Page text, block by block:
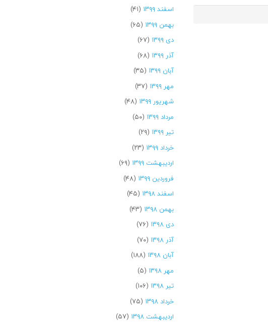
اسفند ۱۳۹۹
(۴۱)
بهمن ۱۳۹۹
(۶۵)
دی ۱۳۹۹
(۶۷)
آذر ۱۳۹۹
(۶۸)
آبان ۱۳۹۹
(۳۵)
مهر ۱۳۹۹
(۳۷)
شهریور ۱۳۹۹
(۴۸)
مرداد ۱۳۹۹
(۵۰)
تیر ۱۳۹۹
(۲۹)
خرداد ۱۳۹۹
(۲۳)
اردیبهشت ۱۳۹۹
(۶۹)
فروردین ۱۳۹۹
(۴۸)
اسفند ۱۳۹۸
(۴۵)
بهمن ۱۳۹۸
(۴۳)
دی ۱۳۹۸
(۷۶)
آذر ۱۳۹۸
(۷۰)
آبان ۱۳۹۸
(۱۸۸)
مهر ۱۳۹۸
(۵)
تیر ۱۳۹۸
(۱۰۶)
خرداد ۱۳۹۸
(۷۵)
اردیبهشت ۱۳۹۸
(۵۷)